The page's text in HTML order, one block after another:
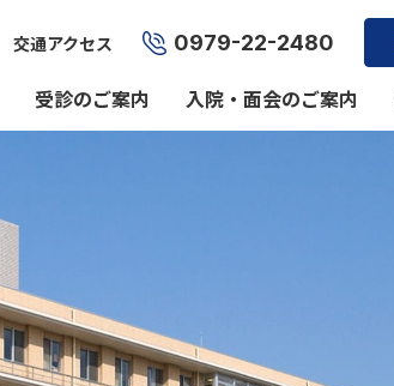
交通アクセス 0979-22-2480
受診のご案内 入院・面会のご案内